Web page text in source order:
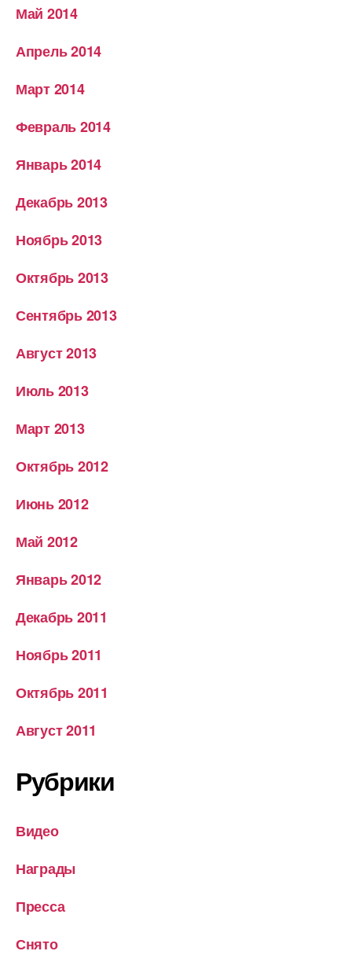
Май 2014
Апрель 2014
Март 2014
Февраль 2014
Январь 2014
Декабрь 2013
Ноябрь 2013
Октябрь 2013
Сентябрь 2013
Август 2013
Июль 2013
Март 2013
Октябрь 2012
Июнь 2012
Май 2012
Январь 2012
Декабрь 2011
Ноябрь 2011
Октябрь 2011
Август 2011
Рубрики
Видео
Награды
Пресса
Снято